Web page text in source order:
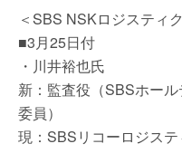
＜SBS NSKロジスティ
■3月25日付
・川井裕也氏
新：監査役（SBSホー
委員）
現：SBSリコーロジス